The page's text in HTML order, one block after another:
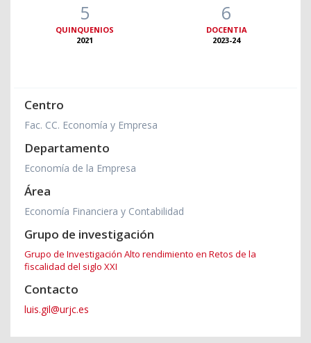
5
QUINQUENIOS
2021
6
DOCENTIA
2023-24
Centro
Fac. CC. Economía y Empresa
Departamento
Economía de la Empresa
Área
Economía Financiera y Contabilidad
Grupo de investigación
Grupo de Investigación Alto rendimiento en Retos de la
fiscalidad del siglo XXI
Contacto
luis.gil@urjc.es